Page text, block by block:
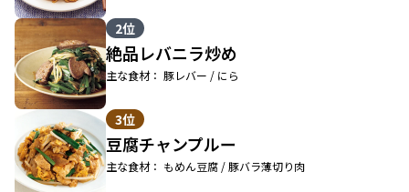
2位
絶品レバニラ炒め
主な食材： 豚レバー / にら
3位
豆腐チャンプルー
主な食材： もめん豆腐 / 豚バラ薄切り肉